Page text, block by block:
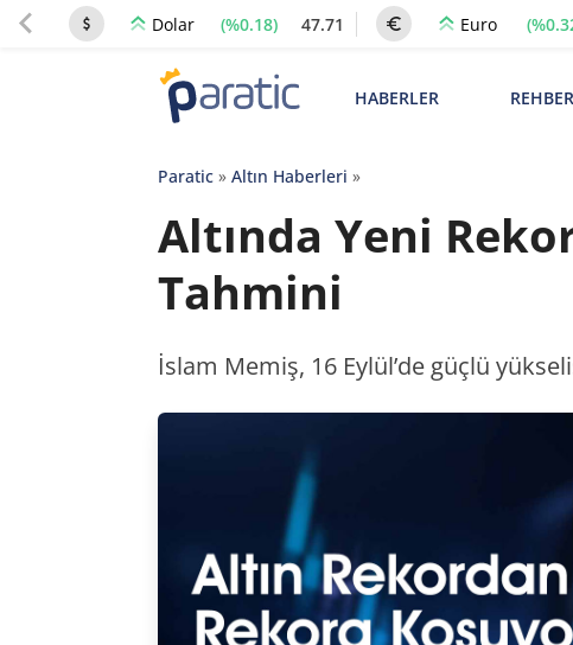
Dolar (%0.18) 47.71 Euro
HABERLER
Paratic» Altın Haberleri »
Altında Yeni
Tahmini
İslam Memiş, 16 Eylül’de güçlü